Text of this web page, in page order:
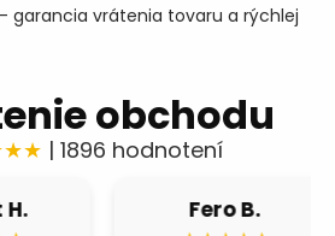
– garancia vrátenia tovaru a rýchlej
obchodu
| 1896 hodnotení
Fero B.